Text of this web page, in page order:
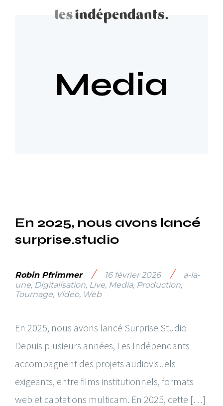
Media
En 2025, nous avons lancé
surprise.studio
Robin Pfrimmer / 16 février 2026 /
a-la-
une, Digitalisation, Live, Media, Production,
Tournage, Video, Web
En 2025, nous avons lancé Surprise Studio
Depuis plusieurs années, Les Indépendants
accompagnent des projets audiovisuels
exigeants, entre films institutionnels, formats
web et captations multicam. En 2025, cette […]